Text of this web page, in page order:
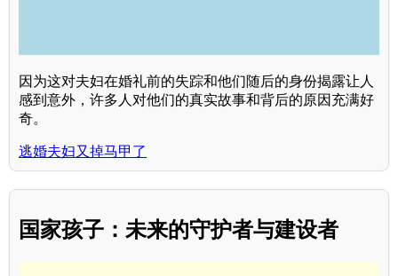
因为这对夫妇在婚礼前的失踪和他们随后的身份揭露让人
感到意外，许多人对他们的真实故事和背后的原因充满好
奇。
逃婚夫妇又掉马甲了
国家孩子：未来的守护者与建设者